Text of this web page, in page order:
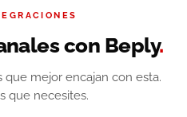
con Beply.
que mejor encajan con esta.
que necesites.